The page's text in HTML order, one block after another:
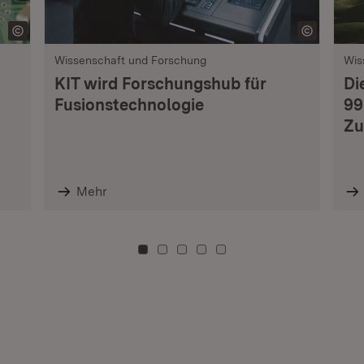
Wissenschaft und Forschung
KIT wird Forschungshub für
Fusionstechnologie
Mehr
Zu Kachel: 0
Zu Kachel: 3
Zu Kachel: 6
Zu Kachel: 9
Zu Kachel: 12